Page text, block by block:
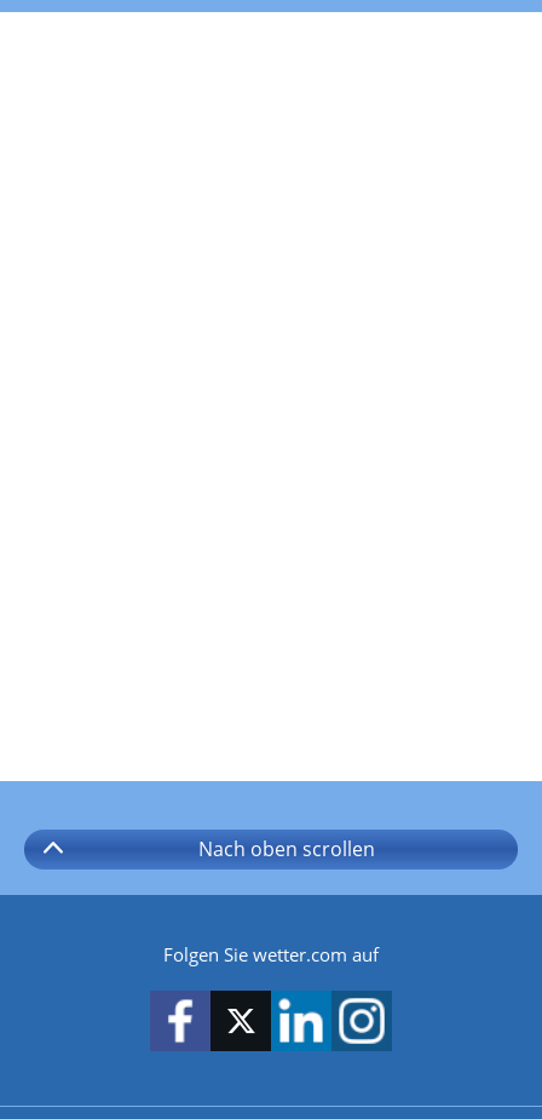
Nach oben scrollen
Folgen Sie wetter.com auf